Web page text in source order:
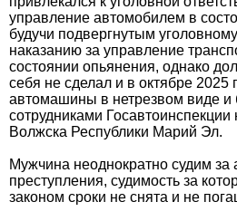
управление автомобилем в
будучи подвергнутым
наказанию за управление
состоянии опьянения, однако
себя не сделал и в октябре 2025
автомашины в нетрезвом виде и
сотрудниками Госавтоинспекции
Волжска Республики Марий Эл.
Мужчина неоднократно судим за
преступления, судимость за
законом сроки не снята и не